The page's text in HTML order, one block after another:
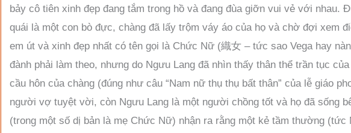
bảy cô tiên xinh đẹp đang tắm trong hồ và đang đùa giỡn vui vẻ với nhau.
quái là một con bò đực, chàng đã lấy trộm váy áo của họ và chờ đợi xem
em út và xinh đẹp nhất có tên gọi là Chức Nữ (織女 – tức sao Vega hay
đành phải làm theo, nhưng do Ngưu Lang đã nhìn thấy thân thể trần tục
cầu hôn của chàng (đúng như câu “Nam nữ thụ thụ bất thân” của lễ giáo
người vợ tuyệt vời, còn Ngưu Lang là một người chồng tốt và họ đã sống
(trong một số dị bản là mẹ Chức Nữ) nhận ra rằng một kẻ tầm thường